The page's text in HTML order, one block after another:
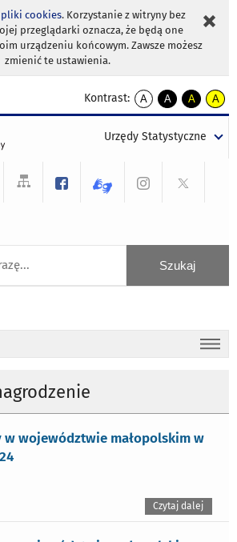
pliki cookies. Korzystanie z witryny bez
przeglądarki oznacza, że będą one
urządzeniu końcowym. Zawsze możesz
zmienić te ustawienia.
Kontrast:
A
kontrast
A
kontrast
tekst
czarnym
A
kontrast
tekst
czarnym
A
tekst
żółtym
Urzędy Statystyczne
w województwie małopolskim w
Czytaj dalej